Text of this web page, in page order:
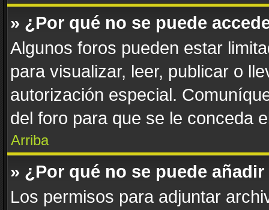
» ¿Por qué no se puede
Algunos foros pueden estar
para visualizar, leer, publicar o
autorización especial.
del foro para que se le conceda
Arriba
» ¿Por qué no se puede
Los permisos para adjuntar